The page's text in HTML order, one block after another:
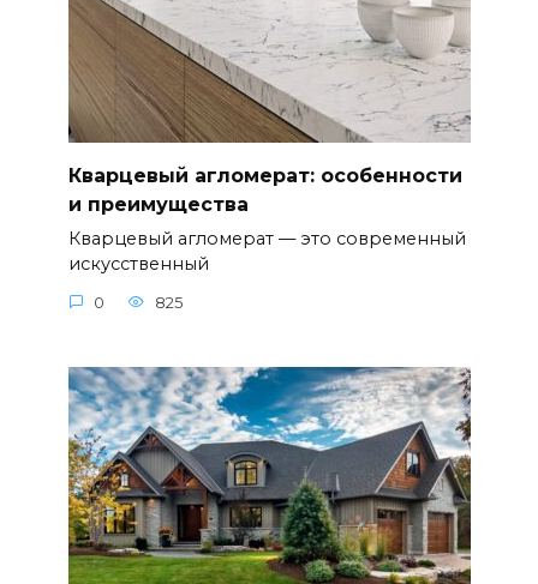
Кварцевый агломерат: особенности
и преимущества
Кварцевый агломерат — это современный
искусственный
0 825